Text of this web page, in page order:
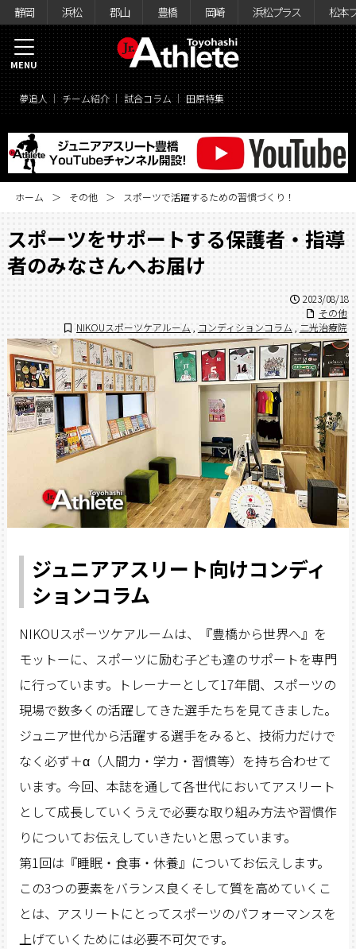
静岡 浜松 郡山 豊橋 岡崎 浜松プラス 松本
夢追人 チーム紹介 試合コラム 田原特集
MENU
ホーム その他 スポーツで活躍するための習慣づくり！
スポーツをサポートする保護者・指導
者のみなさんへお届け
2023/08/18
その他
NIKOUスポーツケアルーム
コンディションコラム 二光治療院
ジュニアアスリート向けコンディ
ションコラム
NIKOUスポーツケアルームは、『豊橋から世界へ』を
モットーに、スポーツに励む子ども達のサポートを専門
に行っています。トレーナーとして17年間、スポーツの
現場で数多くの活躍してきた選手たちを見てきました。
ジュニア世代から活躍する選手をみると、技術力だけで
なく必ず＋α（人間力・学力・習慣等）を持ち合わせて
います。今回、本誌を通して各世代においてアスリート
として成長していくうえで必要な取り組み方法や習慣作
りについてお伝えしていきたいと思っています。
第1回は『睡眠・食事・休養』についてお伝えします。
この3つの要素をバランス良くそして質を高めていくこ
とは、アスリートにとってスポーツのパフォーマンスを
上げていくためには必要不可欠です。